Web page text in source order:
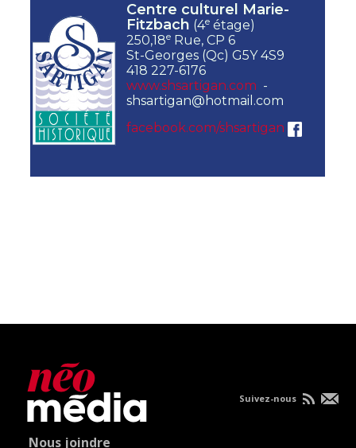
Centre culturel Marie-
Fitzbach (4e étage)
250,18e Rue, CP 6
St-Georges (Qc) G5Y 4S9
418 227-6176
www.shsartigan.com -
shsartigan@hotmail.com
facebook.com/shsartigan
Nous joindre
Suivez-nous